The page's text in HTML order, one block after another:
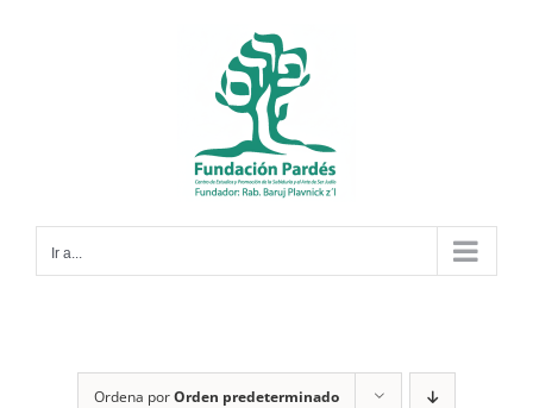
Ir a...
Ordena porOrden predeterminado